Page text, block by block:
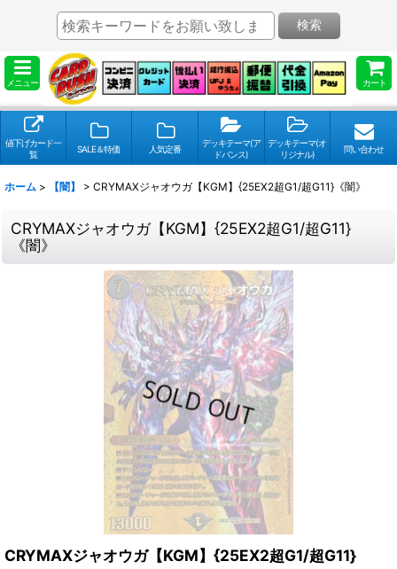
メニュー カート
検索
値下げカード一
覧
SALE＆特価 人気定番
デッキテーマ(ア
ドバンス)
デッキテーマ(オ
リジナル)
問い合わせ
ホーム > 【闇】 > CRYMAXジャオウガ【KGM】{25EX2超G1/超G11}《闇》
CRYMAXジャオウガ【KGM】{25EX2超G1/超G11}
《闇》
CRYMAXジャオウガ【KGM】{25EX2超G1/超G11}